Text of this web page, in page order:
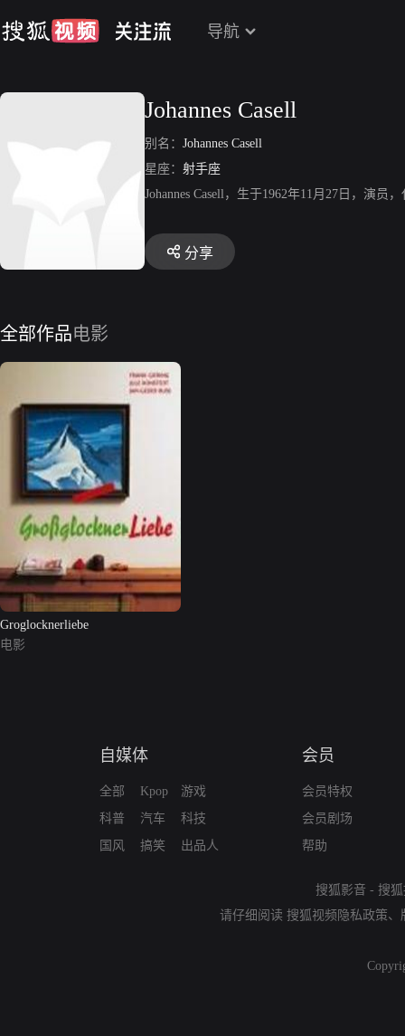
导航
Johannes Casell
别名： Johannes Casell
星座： 射手座
Johannes Casell，生于1962年11月27日，演员
分享
全部作品电影
Groglocknerliebe
电影
自媒体
全部
科普
国风
Kpop
汽车
搞笑
游戏
科技
出品人
会员
会员特权
会员剧场
帮助
搜狐影音 - 搜
请仔细阅读 搜狐视频隐私政策、